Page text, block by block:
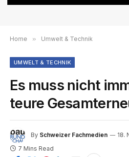
Home » Umwelt & Technik
UMWELT & TECHNIK
Es muss nicht
teure
By Schweizer Fachmedien
18.
7 Mins Read